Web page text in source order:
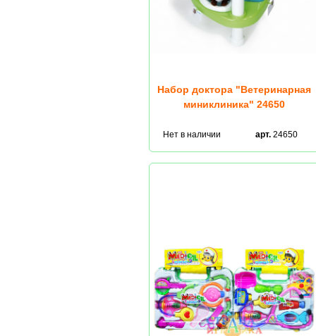
Набор доктора "Ветеринарная
миниклиника" 24650
Нет в наличии арт. 24650